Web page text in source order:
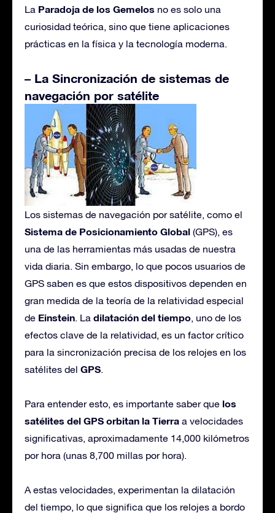
La Paradoja de los Gemelos no es solo una
curiosidad teórica, sino que tiene aplicaciones
prácticas en la física y la tecnología moderna.
– La Sincronización de sistemas de
navegación por satélite
Los sistemas de navegación por satélite, como el
Sistema de Posicionamiento Global (GPS), es
una de las herramientas más usadas de nuestra
vida diaria. Sin embargo, lo que pocos usuarios de
GPS saben es que estos dispositivos dependen en
gran medida de la teoría de la relatividad especial
de Einstein. La dilatación del tiempo, uno de los
efectos clave de la relatividad, es un factor crítico
para la sincronización precisa de los relojes en los
satélites del GPS.
Para entender esto, es importante saber que los
satélites del GPS orbitan la Tierra a velocidades
significativas, aproximadamente 14,000 kilómetros
por hora (unas 8,700 millas por hora).
A estas velocidades, experimentan la dilatación
del tiempo, lo que significa que los relojes a bordo